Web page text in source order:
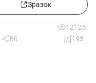
Зразок
12125
86 193